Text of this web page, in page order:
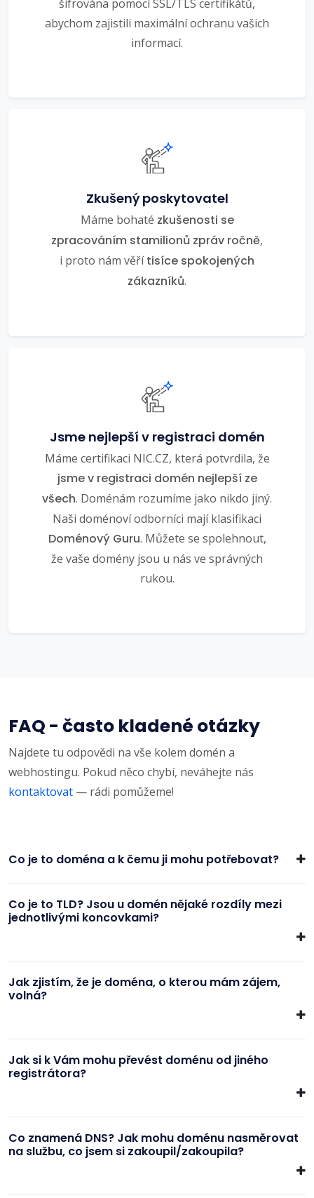
šifrována pomocí SSL/TLS certifikátů,
abychom zajistili maximální ochranu vašich
informací.
Zkušený poskytovatel
Máme bohaté zkušenosti se
zpracováním stamilionů zpráv ročně,
i proto nám věřítisíce spokojených
zákazníků.
Jsme nejlepší v registraci domén
Máme certifikaci NIC.CZ, která potvrdila, že
jsme v registraci domén nejlepší ze
všech. Doménám rozumíme jako nikdo jiný.
Naši doménoví odborníci mají klasifikaci
Doménový Guru. Můžete se spolehnout,
že vaše domény jsou u nás ve správných
rukou.
FAQ - často kladené otázky
Najdete tu odpovědi na vše kolem domén a
webhostingu. Pokud něco chybí, neváhejte nás
kontaktovat — rádi pomůžeme!
Co je to doména a k čemu ji mohu potřebovat?
Co je to TLD? Jsou u domén nějaké rozdíly mezi
jednotlivými koncovkami?
Jak zjistím, že je doména, o kterou mám zájem,
volná?
Jak si k Vám mohu převést doménu od jiného
registrátora?
Co znamená DNS? Jak mohu doménu nasměrovat
na službu, co jsem si zakoupil/zakoupila?